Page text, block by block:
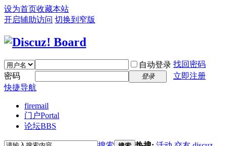
设为首页收藏本站
开启辅助访问 切换到窄版
自动登录 找回密码
密码
登录
立即注册
快捷导航
firemail
门户Portal
论坛BBS